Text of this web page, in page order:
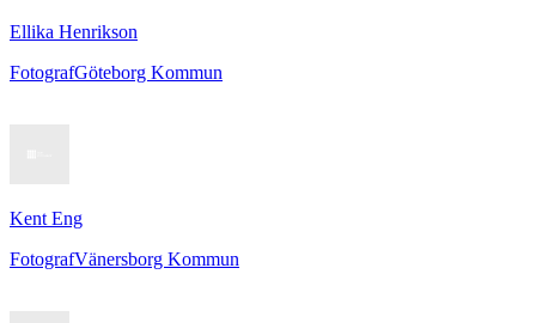
Ellika Henrikson
FotografGöteborg Kommun
Kent Eng
FotografVänersborg Kommun